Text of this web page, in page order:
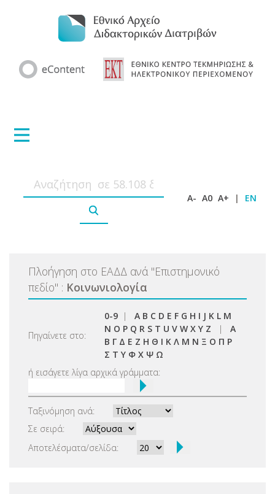
A- A0 A+ | EN
Πλοήγηση στο ΕΑΔΔ ανά "Επιστημονικό
πεδίο" : Κοινωνιολογία
Πηγαίνετε στο:
0-9 | A B C D E F G H I J K L M
N O P Q R S T U V W X Y Z | Α
Β Γ Δ Ε Ζ Η Θ Ι Κ Λ Μ Ν Ξ Ο Π Ρ
Σ Τ Υ Φ Χ Ψ Ω
ή εισάγετε λίγα αρχικά γράμματα:
Ταξινόμηση ανά:
Σε σειρά:
Αποτελέσματα/σελίδα: